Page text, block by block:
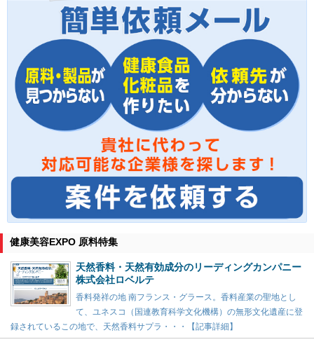
健康美容EXPO 原料特集
天然香料・天然有効成分のリーディングカンパニー
株式会社ロベルテ
香料発祥の地 南フランス・グラース。香料産業の聖地とし
て、ユネスコ（国連教育科学文化機構）の無形文化遺産に登
録されているこの地で、天然香料サプラ・・・【記事詳細】